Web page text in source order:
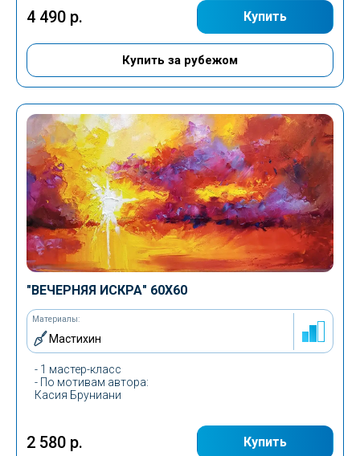
Купить
4 490 р.
Купить за рубежом
"ВЕЧЕРНЯЯ ИСКРА" 60Х60
- 1 мастер-класс
- По мотивам автора:
Касия Бруниани
Материалы:
Мастихин
Купить
2 580 р.